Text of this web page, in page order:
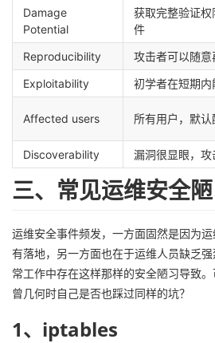
Damage
Potential
获取完整验证
件
Reproducibility
攻击者可以随意
Exploitability
初学者在短期
Affected users 所有用户，默
Discoverability 漏洞很显眼，
三、常见运维安全
运维安全事件频发，一方面固然是因为
有落地，另一方面也在于运维人员缺乏
常工作中存在这样那样的安全陋习导致
曾几何时自己是否也踩过同样的坑？
1、iptables